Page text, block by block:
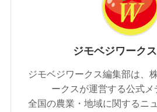
ジモベジワーク
ジモベジワークス編集部は、
ークスが運営する公式メ
全国の農業・地域に関するニ